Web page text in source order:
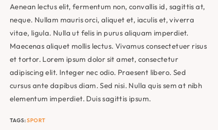
Aenean lectus elit, fermentum non, convallis id, sagittis at,
neque. Nullam mauris orci, aliquet et, iaculis et, viverra
vitae, ligula. Nulla ut felis in purus aliquam imperdiet.
Maecenas aliquet mollis lectus. Vivamus consectetuer risus
et tortor. Lorem ipsum dolor sit amet, consectetur
adipiscing elit. Integer nec odio. Praesent libero. Sed
cursus ante dapibus diam. Sed nisi. Nulla quis sem at nibh
elementum imperdiet. Duis sagittis ipsum.
TAGS:SPORT